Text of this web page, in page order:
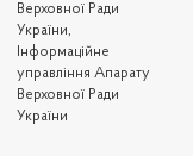
Верховної Ради
України,
Інформаційне
управління Апарату
Верховної Ради
України